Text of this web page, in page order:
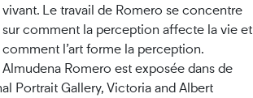
vivant. Le travail de Romero se concentre
sur comment la perception affecte la vie et
comment l’art forme la perception.
Almudena Romero est exposée dans de
Portrait Gallery, Victoria and Albert